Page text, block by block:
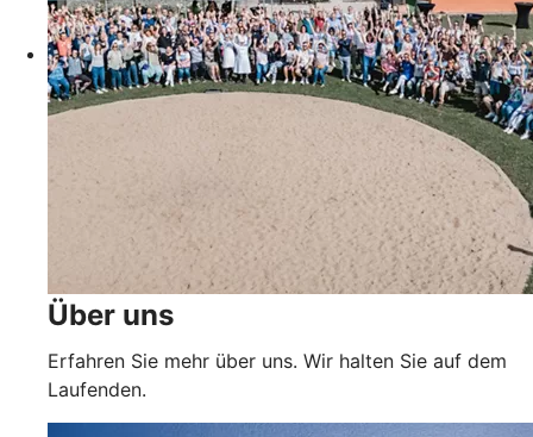
Über uns
Erfahren Sie mehr über uns. Wir halten Sie auf dem
Laufenden.